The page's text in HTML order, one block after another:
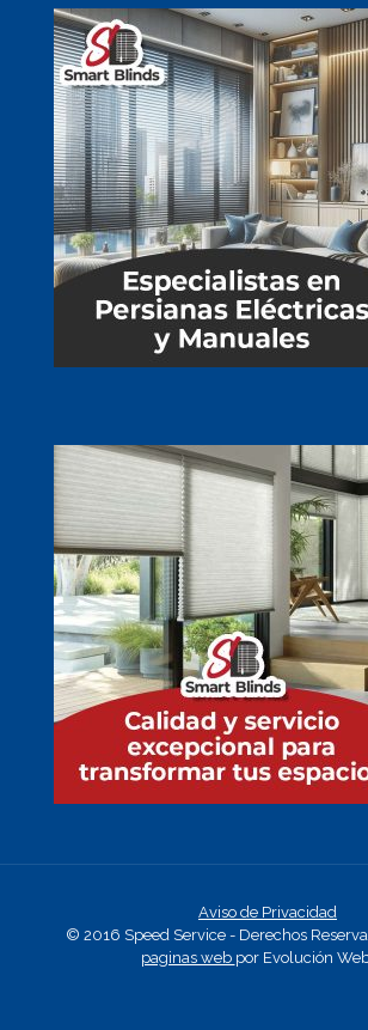
Aviso de Privacidad
© 2016 Speed Service - Derechos
paginas web por Evolución